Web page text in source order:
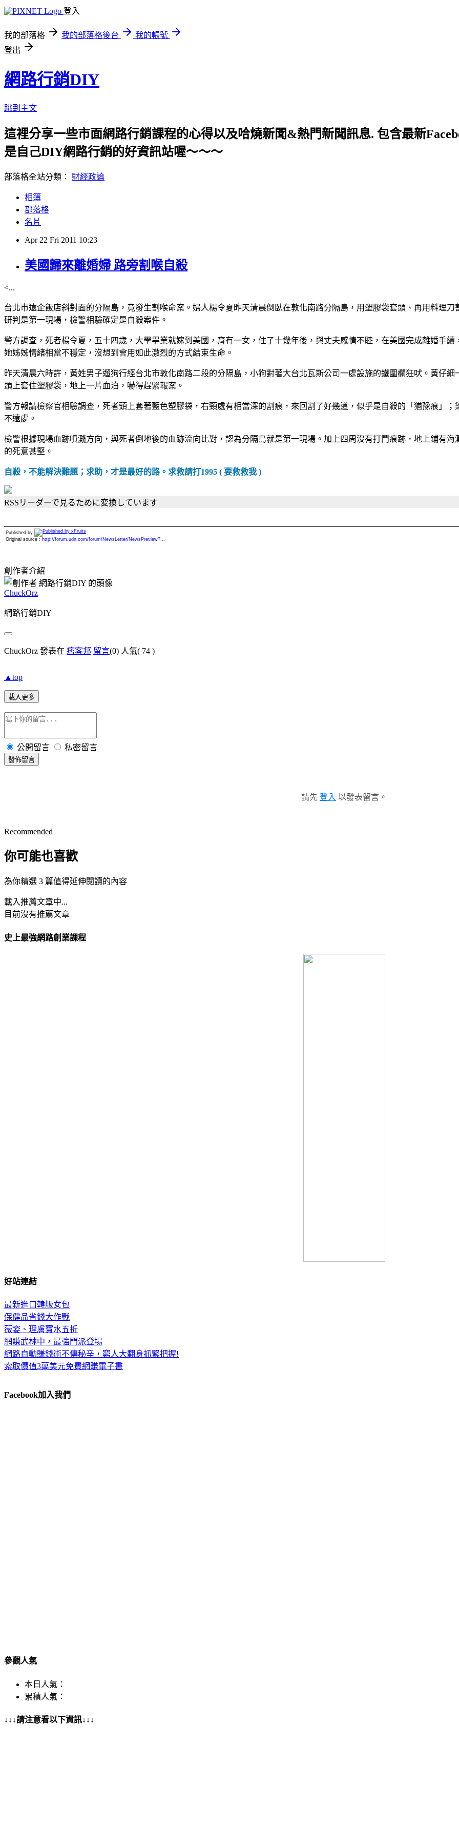
登入
我的部落格 我的部落格後台
我的帳號
登出
網路行銷DIY
跳到主文
這裡分享一些市面網路行銷課程的心得以及哈燒新聞&熱門新聞訊息. 包含最新
是自己DIY網路行銷的好資訊站喔～～～
部落格全站分類： 財經政論
相簿
部落格
名片
Apr 22 Fri 2011 10:23
美國歸來離婚婦 路旁割喉自殺
<...
台北市遠企飯店斜對面的分隔島，竟發生割喉命案。婦人楊令夏昨天清晨倒臥在敦化南路分隔島，用塑膠袋套頭、再用料理刀
研判是第一現場，檢警相驗確定是自殺案件。
警方調查，死者楊令夏，五十四歲，大學畢業就嫁到美國，育有一女，住了十幾年後，與丈夫感情不睦，在美國完成離婚手續
她姊姊情緒相當不穩定，沒想到會用如此激烈的方式結束生命。
昨天清晨六時許，黃姓男子遛狗行經台北市敦化南路二段的分隔島，小狗對著大台北瓦斯公司一處設施的鐵圍欄狂吠。黃仔細
頭上套住塑膠袋，地上一片血泊，嚇得趕緊報案。
警方報請檢察官相驗調查，死者頭上套著藍色塑膠袋，右頸處有相當深的割痕，來回割了好幾道，似乎是自殺的「猶豫痕」；
不遠處。
檢警根據現場血跡噴濺方向，與死者倒地後的血跡流向比對，認為分隔島就是第一現場。加上四周沒有打鬥痕跡，地上鋪有海
的死意甚堅。
自殺，不能解決難題；求助，才是最好的路。求救請打1995 ( 要救救我 )
RSSリーダーで見るために変換しています
Published by
Original source : http://forum.udn.com/forum/NewsLetter/NewsPreview?...
創作者介紹
ChuckOrz
網路行銷DIY
ChuckOrz 發表在 痞客邦 留言(0) 人氣( 74 )
▲top
載入更多
公開留言 私密留言
發佈留言
請先 登入 以發表留言。
Recommended
你可能也喜歡
為你精選 3 篇值得延伸閱讀的內容
載入推薦文章中...
目前沒有推薦文章
史上最強網路創業課程
好站連結
最新進口韓版女包
保健品省錢大作戰
薇姿、理膚寶水五折
網賺武林中，最強門派登場
網路自動賺錢術不傳秘辛，窮人大翻身抓緊把握!
索取價值3萬美元免費網賺電子書
Facebook加入我們
參觀人氣
本日人氣：
累積人氣：
↓↓↓請注意看以下資訊↓↓↓